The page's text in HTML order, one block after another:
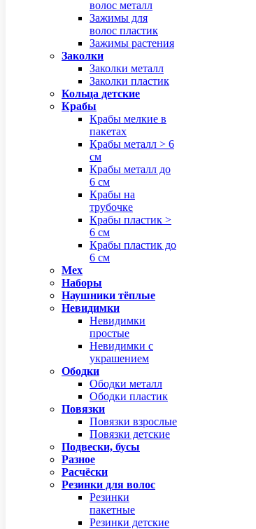
волос металл
Зажимы для
волос пластик
Зажимы растения
Заколки
Заколки металл
Заколки пластик
Кольца детские
Крабы
Крабы мелкие в
пакетах
Крабы металл > 6
см
Крабы металл до
6 см
Крабы на
трубочке
Крабы пластик >
6 см
Крабы пластик до
6 см
Мех
Наборы
Наушники тёплые
Невидимки
Невидимки
простые
Невидимки с
украшением
Ободки
Ободки металл
Ободки пластик
Повязки
Повязки взрослые
Повязки детские
Подвески, бусы
Разное
Расчёски
Резинки для волос
Резинки
пакетные
Резинки детские